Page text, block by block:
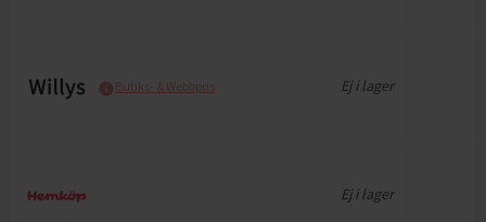
Butiks- & Webbpris Ej i lager
Ej i lager